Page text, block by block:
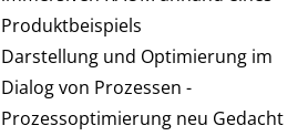
Produktbeispiels
Darstellung und Optimierung im
Dialog von Prozessen -
Prozessoptimierung neu Gedacht